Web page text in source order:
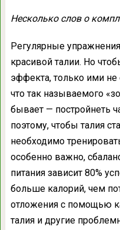
Несколько слов о
Регулярные
красивой талии. Но
эффекта, только ими
что так называемого
бывает — постройнеть
поэтому, чтобы талия
необходимо
особенно важно,
питания зависит 80%
больше калорий, чем
отложения с помощью
талия и другие